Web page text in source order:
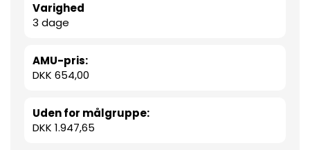
Varighed
3 dage
AMU-pris:
DKK 654,00
Uden for målgruppe:
DKK 1.947,65